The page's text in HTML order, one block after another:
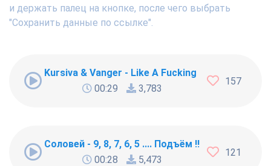
и держать палец на кнопке, после чего выбрать
"Сохранить данные по ссылке".
Kursiva & Vanger - Like A Fucking Newbie
00:29
3,783
157
Соловей - 9, 8, 7, 6, 5 .... Подъём !!!
00:28
5,473
121